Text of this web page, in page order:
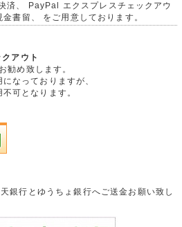
済、 PayPal エクスプレスチェックアウ
書留、 をご用意しております。
アウト
勧め致します。
なっておりますが、
可となります。
銀行とゆうちょ銀行へご送金お願い致し